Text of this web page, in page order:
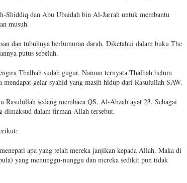
Shiddiq dan Abu Ubaidah bin Al-Jarrah untuk membantu
musuh.
dan tubuhnya berlumuran darah. Diketahui dalam buku The
putus sebelah.
Thalhah sudah gugur. Namun ternyata Thalhah belum
gelar syahid yang masih hidup dari Rasulullah SAW.
sedang membaca QS. Al-Ahzab ayat 23. Sebagai
dimaksud dalam firman Allah tersebut.
apa yang telah mereka janjikan kepada Allah. Maka di
yang menunggu-nunggu dan mereka sedikit pun tidak